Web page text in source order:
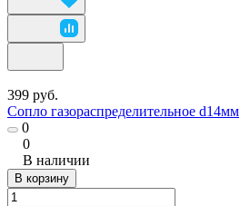
399 руб.
Сопло газораспределительное d14мм
0
0
В наличии
В корзину